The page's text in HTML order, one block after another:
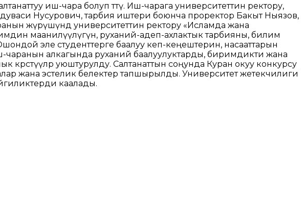
иш-чара болуп өттү. Иш-чарага университеттин ректору,
Нусурович, тарбия иштери боюнча проректор Бакыт Ныязов,
жүрүшүндө университеттин ректору «Исламда жана
маанилүүлүгүн, руханий-адеп-ахлактык тарбияны, билим
эле студенттерге баалуу кеп-кеңештерин, насааттарын
чаранын алкагында руханий баалуулуктарды, биримдикти жана
уюштурулду. Салтанаттын соңунда Куран окуу конкурсу
жана эстелик белектер тапшырылды. Университет жетекчилиги
каалады.